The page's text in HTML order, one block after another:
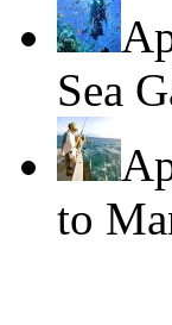
Sea
to